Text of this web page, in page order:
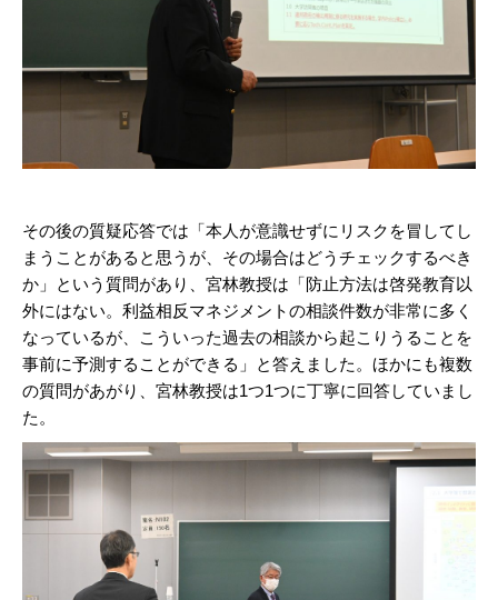
その後の質疑応答では「本人が意識せずにリスクを冒してし
まうことがあると思うが、その場合はどうチェックするべき
か」という質問があり、宮林教授は「防止方法は啓発教育以
外にはない。利益相反マネジメントの相談件数が非常に多く
なっているが、こういった過去の相談から起こりうることを
事前に予測することができる」と答えました。ほかにも複数
の質問があがり、宮林教授は1つ1つに丁寧に回答していまし
た。